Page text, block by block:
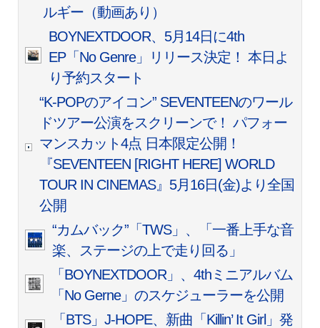
ルギー（動画あり）
BOYNEXTDOOR、5月14日に4th
EP「No Genre」リリース決定！ 本日よ
り予約スタート
“K-POPのアイコン” SEVENTEENのワール
ドツアー公演をスクリーンで！ パフォー
マンスカット4点 日本限定公開！
『SEVENTEEN [RIGHT HERE] WORLD
TOUR IN CINEMAS』5月16日(金)より全国
公開
“カムバック”「TWS」、「一番上手な音
楽、ステージの上で走り回る」
「BOYNEXTDOOR」、4thミニアルバム
「No Gerne」のスケジューラーを公開
「BTS」J-HOPE、新曲「Killin’ It Girl」発